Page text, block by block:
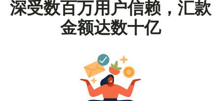
深受数百万用户信赖，汇款
金额达数十亿